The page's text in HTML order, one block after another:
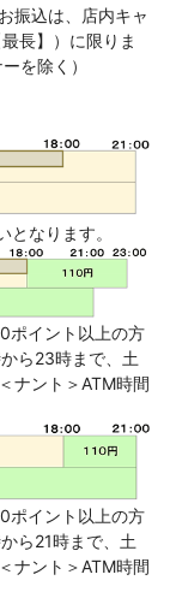
振込は、店内キャ
長】）に限りま
を除く）
なります。
ポイント以上の方
ら23時まで、土
ナント＞ATM時間
ポイント以上の方
ら21時まで、土
ナント＞ATM時間